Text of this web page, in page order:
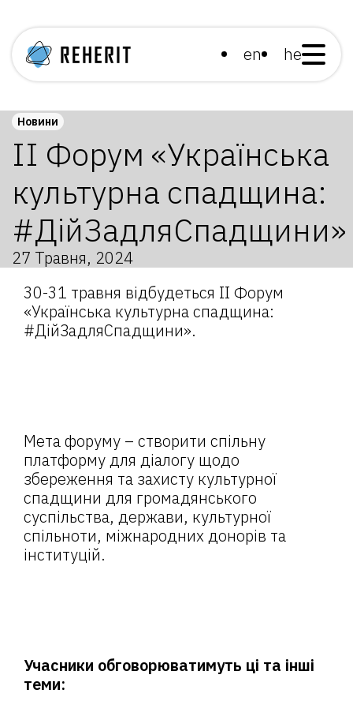
en he
Новини
II Форум «Українська
культурна спадщина:
#ДійЗадляСпадщини»
27 Травня, 2024
30-31 травня відбудеться II Форум
«Українська культурна спадщина:
#ДійЗадляСпадщини».
Мета форуму – створити спільну
платформу для діалогу щодо
збереження та захисту культурної
спадщини для громадянського
суспільства, держави, культурної
спільноти, міжнародних донорів та
інституцій.
Учасники обговорюватимуть ці та інші
теми: